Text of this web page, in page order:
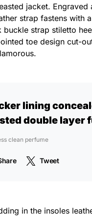
jacket.
strap fastens with
buckle strap stiletto
toe design cut-
lining
double layer
clean perfume
Tweet
in the insoles